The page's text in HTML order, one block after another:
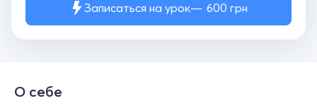
Записаться на урок 600 грн
О себе